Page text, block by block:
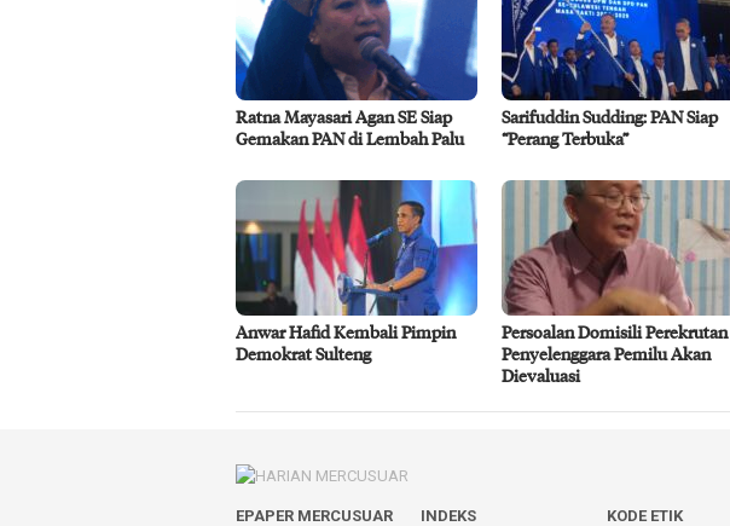
Ratna Mayasari Agan SE Siap
Gemakan PAN di Lembah Palu
Sarifuddin Sudding: PAN Siap
“Perang Terbuka”
Anwar Hafid Kembali Pimpin
Demokrat Sulteng
Persoalan Domisili Perekrutan
Penyelenggara Pemilu Akan
Dievaluasi
EPAPER MERCUSUAR INDEKS KODE ETIK